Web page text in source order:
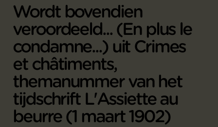
Wordt bovendien
veroordeeld... (En plus le
condamne...) uit Crimes
et châtiments,
themanummer van het
tijdschrift L'Assiette au
beurre (1 maart 1902)